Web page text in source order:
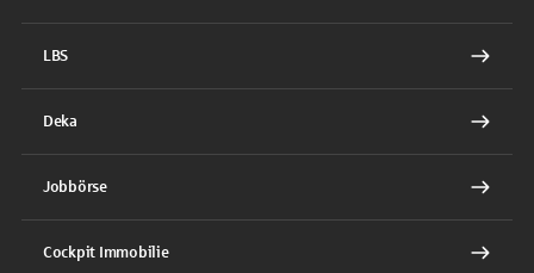
LBS
Deka
Jobbörse
Cockpit Immobilie